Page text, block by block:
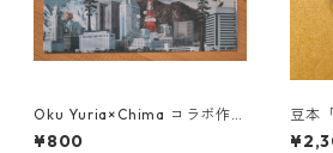
Oku Yuria×Chima コラボ作品
-クリアファイル-
¥800
豆本